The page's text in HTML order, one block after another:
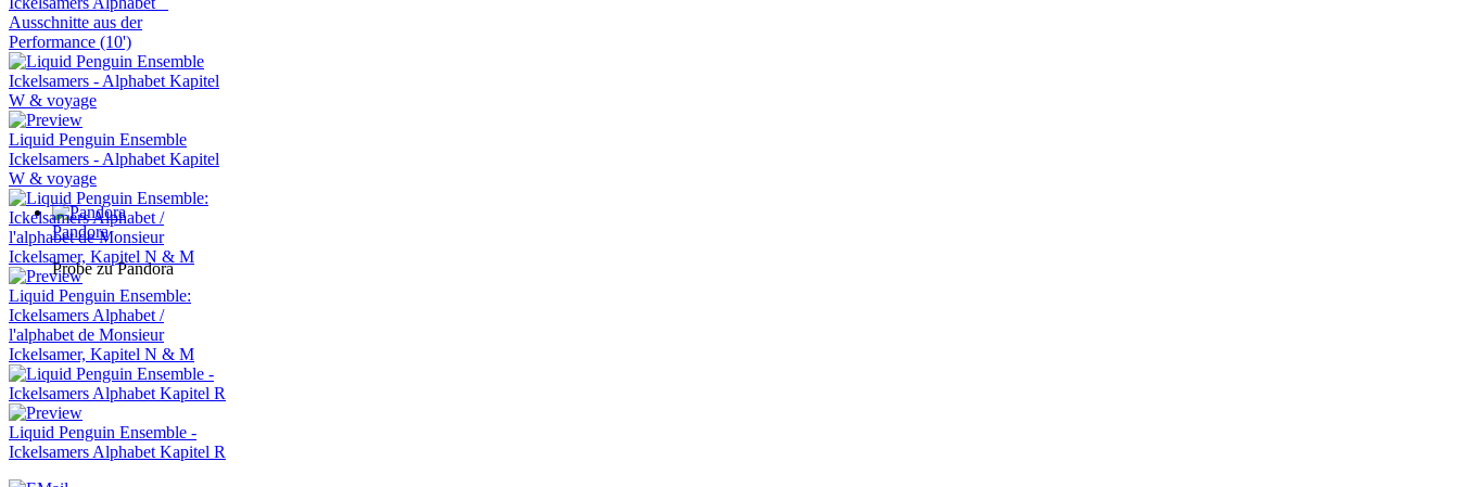
Pandora
Probe zu Pandora
Ausschnitte aus der
Performance (10')
Liquid Penguin Ensemble
Ickelsamers - Alphabet Kapitel
W & voyage
Liquid Penguin Ensemble:
Ickelsamers Alphabet /
l'alphabet de Monsieur
Ickelsamer, Kapitel N & M
Liquid Penguin Ensemble -
Ickelsamers Alphabet Kapitel R